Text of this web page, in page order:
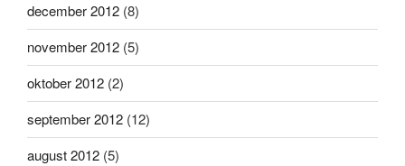
december 2012 (8)
november 2012 (5)
oktober 2012 (2)
september 2012 (12)
august 2012 (5)